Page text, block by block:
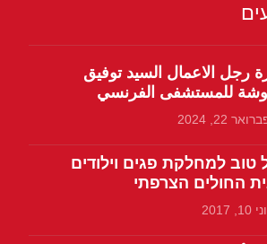
رجل الاعمال السيد توفيق
للمستشفى الفرنسي
22, 2024
טוב למחלקת פגים וילודים
החולים הצרפתי
10, 2017